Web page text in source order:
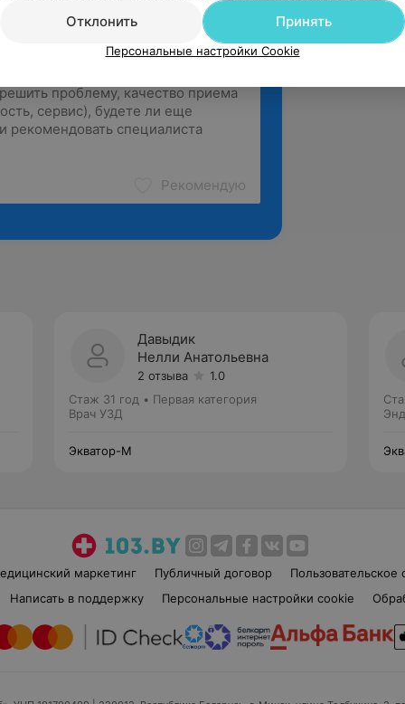
Рекомендую
Давыдик
Нелли Анатольевна
2 отзыва
1.0
Стаж 31 год • Первая категория
Врач УЗД
Экватор-М
маркетинг Публичный договор
Пользовательское
Написать в поддержку
Персональные настройки cookie
Отклонить
Принять
Персональные настройки Cookie